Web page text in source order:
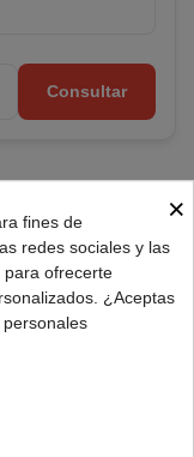
Consultar
×
fines de
redes sociales y las
para ofrecerte
¿Aceptas